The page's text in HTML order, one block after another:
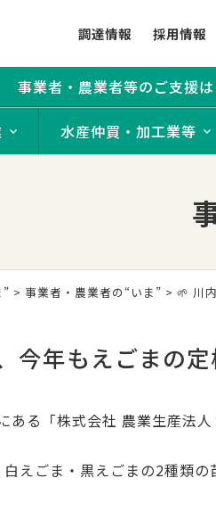
調達情報 採用情報
事業者・農業者等のご支援
水産仲買・加工業等
> 事業者・農業者の“いま” > 🌱 川
今年もえごまの定
る「株式会社 農業生産法人
えごま・黒えごまの2種類の